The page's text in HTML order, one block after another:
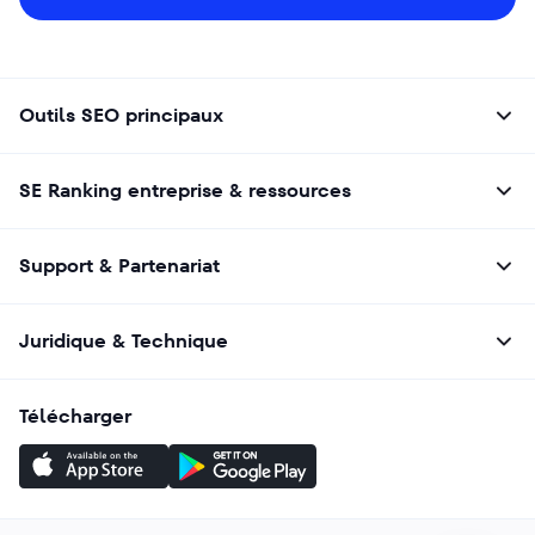
Outils SEO principaux
SE Ranking entreprise & ressources
Support & Partenariat
Juridique & Technique
Télécharger